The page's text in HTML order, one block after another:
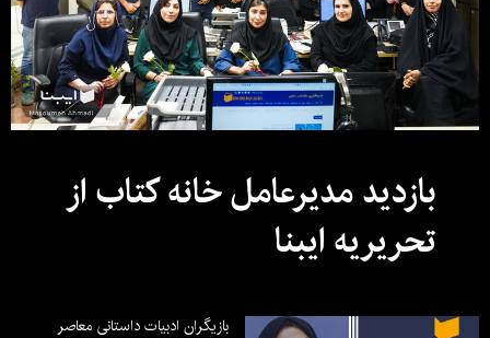
بازدید مدیرعامل خانه کتاب از
تحریریه ایبنا
بازیگران ادبیات داستانی معاصر